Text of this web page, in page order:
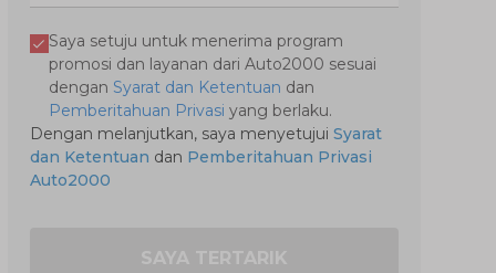
Saya setuju untuk menerima program
promosi dan layanan dari Auto2000 sesuai
dengan Syarat dan Ketentuan dan
Pemberitahuan Privasi yang berlaku.
Dengan melanjutkan, saya menyetujui Syarat
dan Ketentuan dan Pemberitahuan Privasi
Auto2000